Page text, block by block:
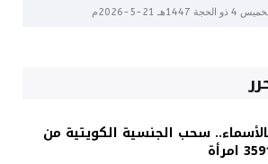
4 ذو الحجة 1447هـ 21-5-2026م
سحب الجنسية الكويتية من
امرأة